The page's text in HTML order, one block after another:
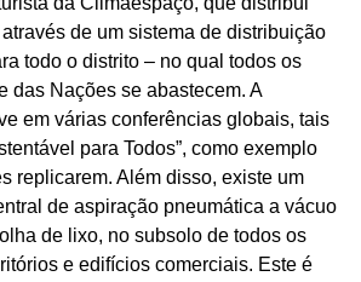
de um sistema de distribuição
todo o distrito – no qual todos os
das Nações se abastecem. A
em várias conferências globais, tais
para Todos”, como exemplo
replicarem. Além disso, existe um
de aspiração pneumática a vácuo
de lixo, no subsolo de todos os
e edifícios comerciais. Este é